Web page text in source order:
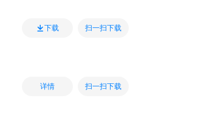
下载 扫一扫下载
详情 扫一扫下载